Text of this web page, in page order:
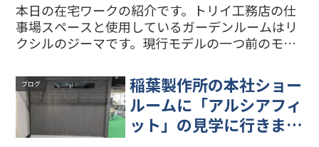
本日の在宅ワークの紹介です。トリイ工務店の仕
事場スペースと使用しているガーデンルームはリ
クシルのジーマです。現行モデルの一つ前のモデ
ルの返信、ホームページの管理など、パソコンで
できる仕事をしています。
ブログ
稲葉製作所の本社ショー
ルームに「アルシアフィ
ット」の見学に行きまし